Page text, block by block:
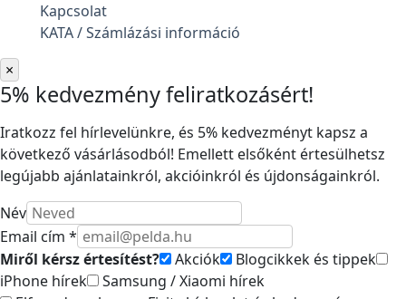
Kapcsolat
KATA / Számlázási információ
×
5% kedvezmény feliratkozásért!
Iratkozz fel hírlevelünkre, és 5% kedvezményt kapsz a
következő vásárlásodból! Emellett elsőként értesülhetsz
legújabb ajánlatainkról, akcióinkról és újdonságainkról.
Név
Email cím *
Miről kérsz értesítést?
Akciók
Blogcikkek és tippek
iPhone hírek
Samsung / Xiaomi hírek